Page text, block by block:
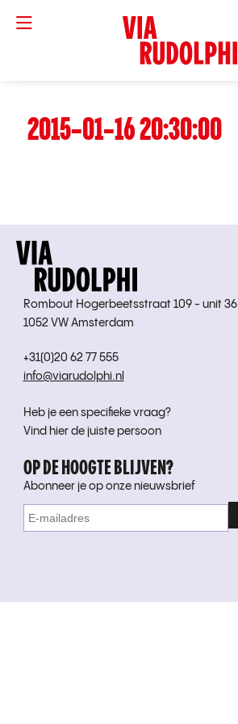
2015-01-16 20:30:00
Rombout Hogerbeetsstraat 109 - unit 36
1052 VW Amsterdam
+31(0)20 62 77 555
info@viarudolphi.nl
Heb je een specifieke vraag?
Vind hier de juiste persoon
OP DE HOOGTE BLIJVEN?
Abonneer je op onze nieuwsbrief